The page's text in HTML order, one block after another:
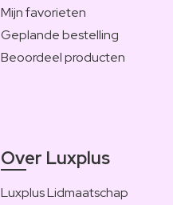
Mijn favorieten
Geplande bestelling
Beoordeel producten
Over Luxplus
Luxplus Lidmaatschap